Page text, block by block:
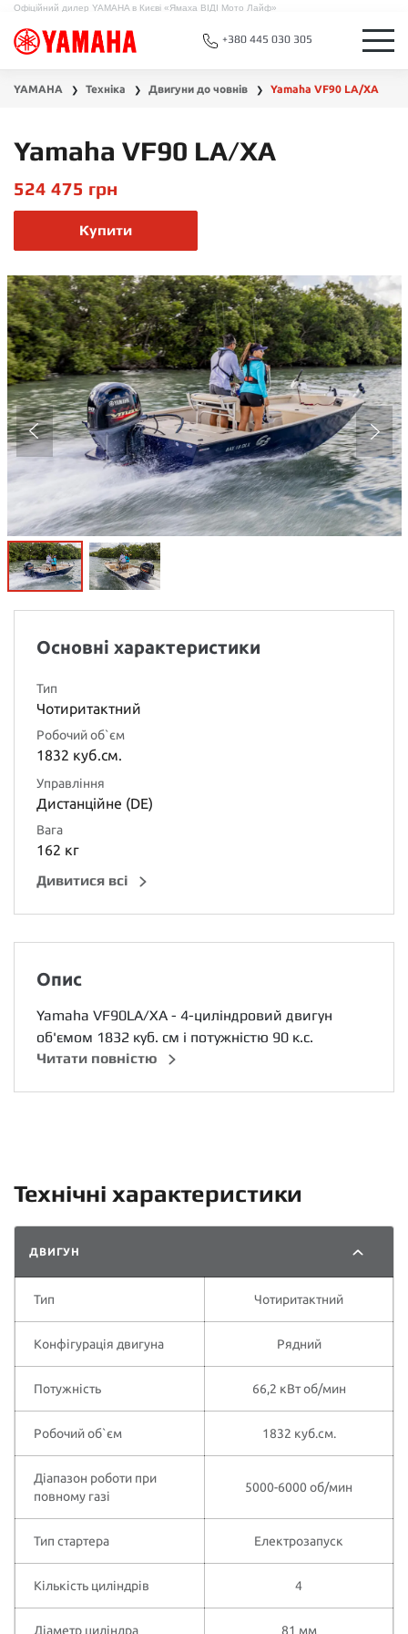
Офіційний дилер YAMAHA в Києві «Ямаха ВІДІ Мото Лайф»
+380 445 030 305
YAMAHA ❯ Техніка ❯ Двигуни до човнів ❯ Yamaha VF90 LA/XA
Yamaha VF90 LA/XA
524 475 грн
Купити
Основні характеристики
Тип
Чотиритактний
Робочий об`єм
1832 куб.см.
Управління
Дистанційне (DE)
Вага
162 кг
Дивитися всі
Опис
Yamaha VF90LA/XA - 4-циліндровий двигун
об'ємом 1832 куб. см і потужністю 90 к.с.
Читати повністю
Технічні характеристики
ДВИГУН
Тип Чотиритактний
Конфігурація двигуна Рядний
Потужність 66,2 кВт об/мин
Робочий об`єм 1832 куб.см.
Діапазон роботи при
повному газі
5000-6000 об/мин
Тип стартера Електрозапуск
Кількість циліндрів 4
Діаметр циліндра 81 мм